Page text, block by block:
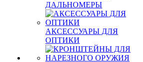
ДАЛЬНОМЕРЫ
АКСЕССУАРЫ ДЛЯ
ОПТИКИ